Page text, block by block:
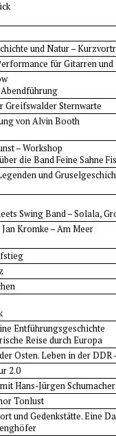
und Natur –
für Gitarren
Greifswalder Sternwarte
von Alvin Booth
– Workshop
die Band Feine Sahne
und
Swing Band – Solala,
Kromke – Am Meer
Entführungsgeschichte
Reise durch Europa
Osten. Leben in der DDR
2.0
Hans-Jürgen Schumacher
Tonlust
und Gedenkstätte. Eine